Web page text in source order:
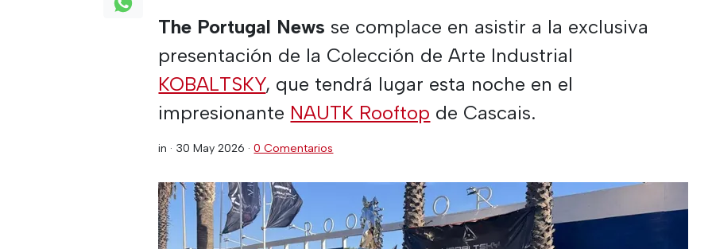
The Portugal News se complace en asistir a la exclusiva
presentación de la Colección de Arte Industrial
KOBALTSKY, que tendrá lugar esta noche en el
impresionante NAUTK Rooftop de Cascais.
in · 30 May 2026 ·0 Comentarios